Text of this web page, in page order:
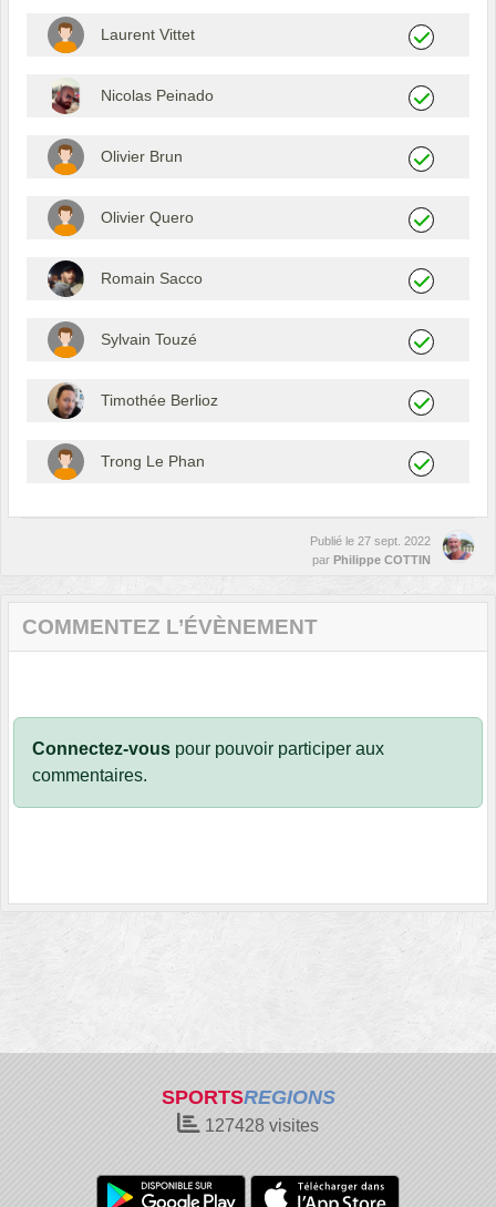
Laurent Vittet
Nicolas Peinado
Olivier Brun
Olivier Quero
Romain Sacco
Sylvain Touzé
Timothée Berlioz
Trong Le Phan
Publié le 27 sept. 2022
par Philippe COTTIN
COMMENTEZ L’ÉVÈNEMENT
Connectez-vous pour pouvoir participer aux
commentaires.
SPORTSREGIONS
127428 visites